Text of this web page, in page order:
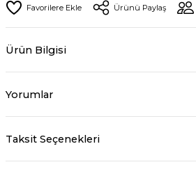
Ürünü Paylaş
Ürün Bilgisi
Yorumlar
Taksit Seçenekleri